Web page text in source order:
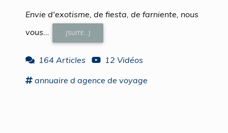
Envie d'exotisme, de fiesta, de farniente, nous
vous...
[SUITE...]
164 Articles
12 Vidéos
annuaire d agence de voyage